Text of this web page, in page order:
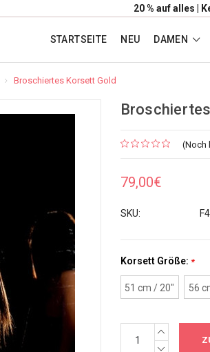
20 % auf alles |
STARTSEITE NEU DAMEN
Broschiertes Korsett Gold
(Noch
79,00€
SKU:
Korsett Größe: *
51 cm / 20" 56
Aktueller
Bestand:
MENGE
ERHÖHEN:
MENGE